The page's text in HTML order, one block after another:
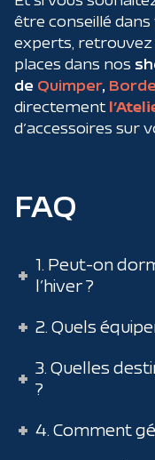
être conseillé
experts, retrouvez
places dans nos
de Quimper,
directement
d’accessoires sur
FAQ
1. Peut-on
l’hiver ?
2. Quels
3. Quelles
?
4. Comment